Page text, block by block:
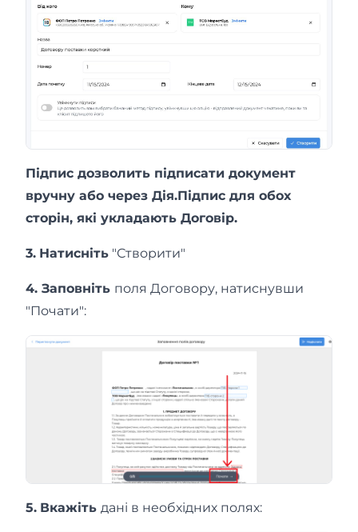
Підпис дозволить підписати документ
вручну або через Дія.Підпис для обох
сторін, які укладають Договір.
3. Натисніть "Створити"
4. Заповніть поля Договору, натиснувши
"Почати":
5. Вкажіть дані в необхідних полях: